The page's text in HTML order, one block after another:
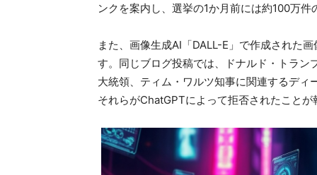
ンクを案内し、選挙の1か月前には約100万
また、画像生成AI「DALL-E」で作成された
す。同じブログ投稿では、ドナルド・トラ
大統領、ティム・ワルツ知事に関連するデ
それらがChatGPTによって拒否されたこと